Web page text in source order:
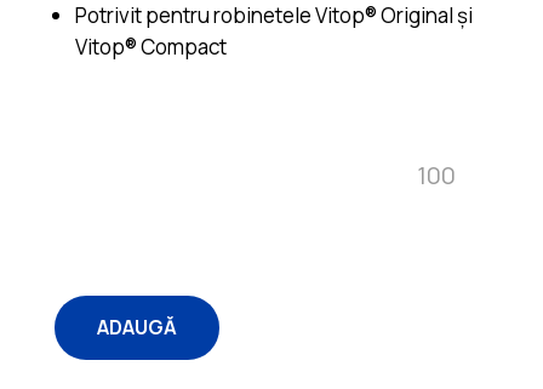
Potrivit pentru robinetele Vitop® Original și
Vitop® Compact
Quantity
ADAUGĂ